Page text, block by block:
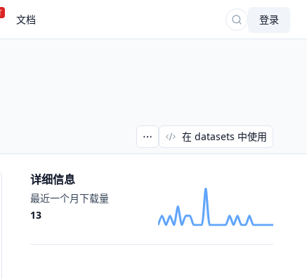
文档 登录
在 datasets 中使用
详细信息
最近一个月下载量
13